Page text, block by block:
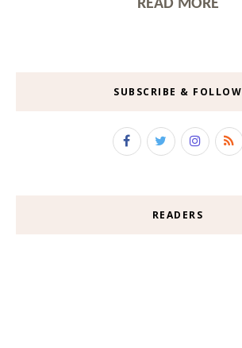
READ MORE
SUBSCRIBE & FOLLOW
READERS